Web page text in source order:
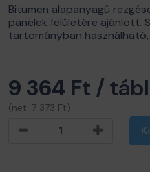
Bitumen alapanyagú
panelek felületére ajánlott.
tartományban
9 364 Ft /
(net. 7 373 Ft)